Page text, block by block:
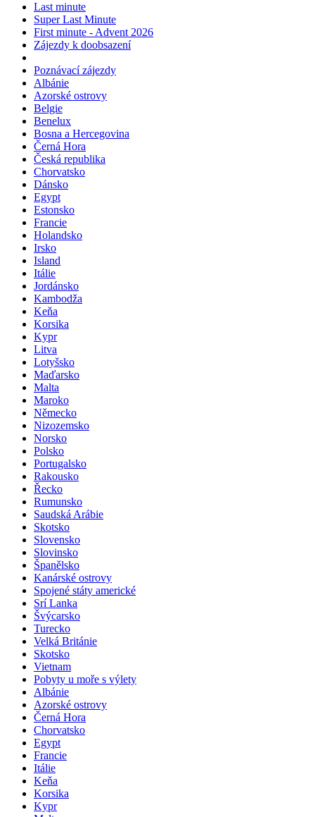
Last minute
Super Last Minute
First minute - Advent 2026
Zájezdy k doobsazení
Poznávací zájezdy
Albánie
Azorské ostrovy
Belgie
Benelux
Bosna a Hercegovina
Černá Hora
Česká republika
Chorvatsko
Dánsko
Egypt
Estonsko
Francie
Holandsko
Irsko
Island
Itálie
Jordánsko
Kambodža
Keňa
Korsika
Kypr
Litva
Lotyšsko
Maďarsko
Malta
Maroko
Německo
Nizozemsko
Norsko
Polsko
Portugalsko
Rakousko
Řecko
Rumunsko
Saudská Arábie
Skotsko
Slovensko
Slovinsko
Španělsko
Kanárské ostrovy
Spojené státy americké
Srí Lanka
Švýcarsko
Turecko
Velká Británie
Skotsko
Vietnam
Pobyty u moře s výlety
Albánie
Azorské ostrovy
Černá Hora
Chorvatsko
Egypt
Francie
Itálie
Keňa
Korsika
Kypr